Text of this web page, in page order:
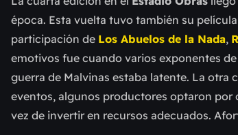
época. Esta vuelta tuvo también su
participación de Los Abuelos de la Nada,
emotivos fue cuando varios exponentes
guerra de Malvinas estaba latente. La otra
eventos, algunos productores optaron
vez de invertir en recursos adecuados.